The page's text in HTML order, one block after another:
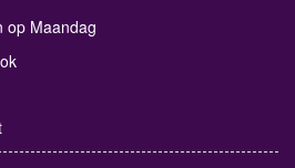
op Maandag